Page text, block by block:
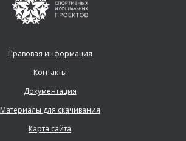
Правовая информация
Контакты
Документация
Материалы для скачивания
Карта сайта